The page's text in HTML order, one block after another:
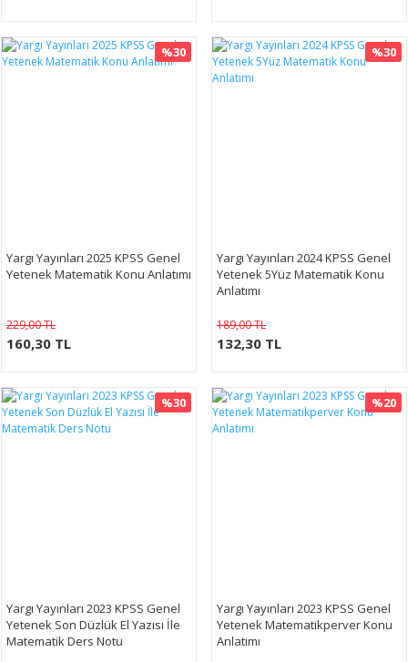
%30
Yargı Yayınları 2025 KPSS Genel
Yetenek Matematik Konu Anlatımı
229,00 TL
160,30 TL
%30
Yargı Yayınları 2024 KPSS Genel
Yetenek 5Yüz Matematik Konu
Anlatımı
189,00 TL
132,30 TL
%30
Yargı Yayınları 2023 KPSS Genel
Yetenek Son Düzlük El Yazısı İle
Matematik Ders Notu
%20
Yargı Yayınları 2023 KPSS Genel
Yetenek Matematikperver Konu
Anlatımı